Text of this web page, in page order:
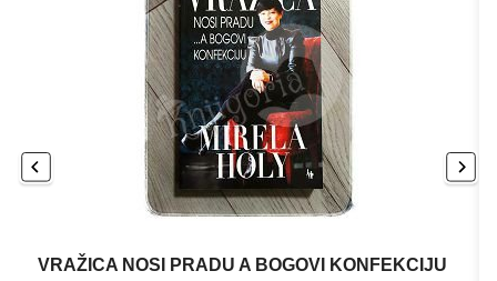
VRAŽICA NOSI PRADU A BOGOVI KONFEKCIJU